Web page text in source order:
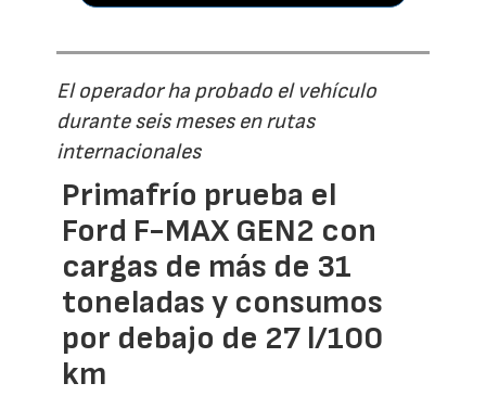
El operador ha probado el vehículo
durante seis meses en rutas
internacionales
Primafrío prueba el
Ford F-MAX GEN2 con
cargas de más de 31
toneladas y consumos
por debajo de 27 l/100
km